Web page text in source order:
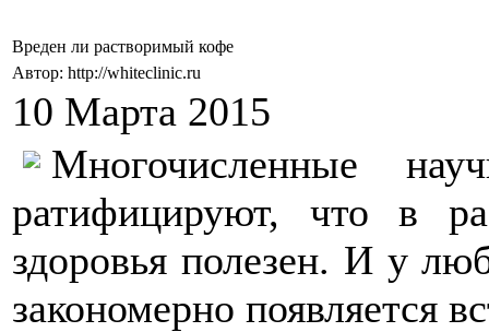
Вреден ли растворимый кофе
Автор: http://whiteclinic.ru
10 Марта 2015
Многочисленные
ратифицируют, что в
здоровья полезен. И у
закономерно появляется